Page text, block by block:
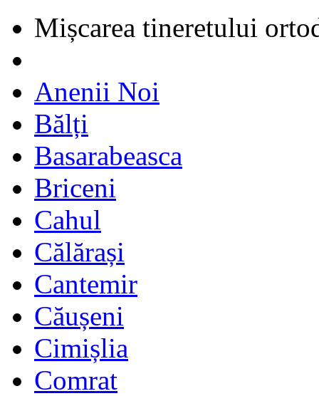
Mișcarea tineretului
Anenii Noi
Bălți
Basarabeasca
Briceni
Cahul
Călărași
Cantemir
Căușeni
Cimișlia
Comrat